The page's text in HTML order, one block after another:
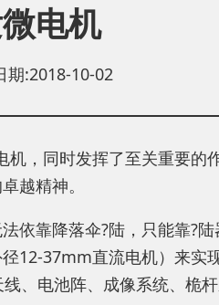
电机
:2018-10-02
，同时发挥了至关重要的
越精神。
靠降落伞?陆，只能靠?陆
12-37mm直流电机）来实
、电池阵、成像系统、桅